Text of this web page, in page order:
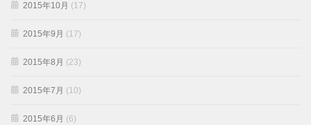
2015年10月 (17)
2015年9月 (17)
2015年8月 (23)
2015年7月 (10)
2015年6月 (6)